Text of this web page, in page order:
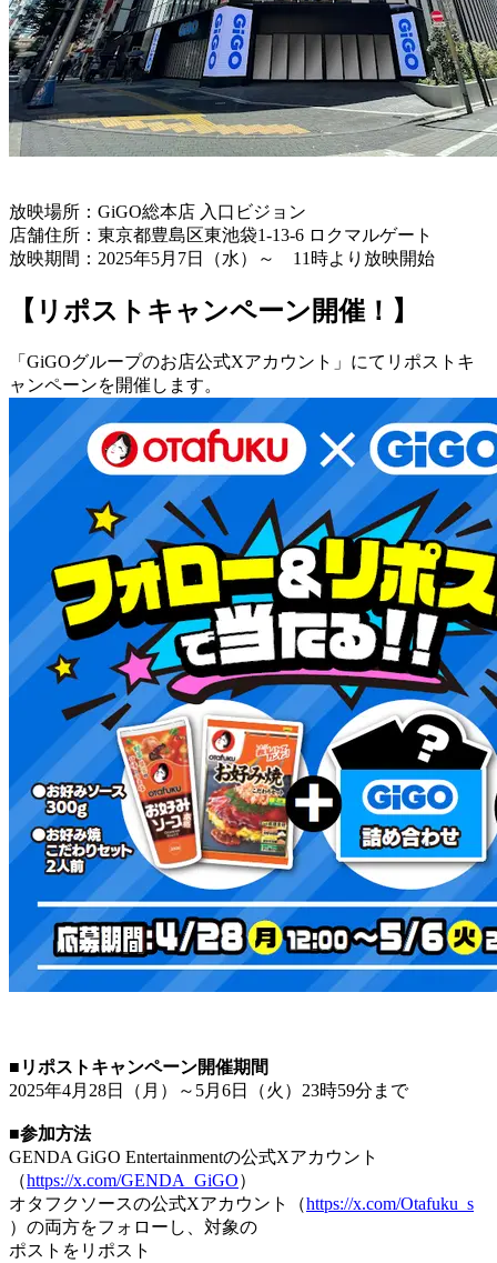
放映場所：GiGO総本店 入口ビジョン
店舗住所：東京都豊島区東池袋1-13-6 ロクマルゲート
放映期間：2025年5月7日（水）～ 11時より放映開始
【リポストキャンペーン開催！】
「GiGOグループのお店公式Xアカウント」にてリポストキ
ャンペーンを開催します。
■リポストキャンペーン開催期間
2025年4月28日（月）～5月6日（火）23時59分まで
■参加方法
GENDA GiGO Entertainmentの公式Xアカウント
（https://x.com/GENDA_GiGO）
オタフクソースの公式Xアカウント（https://x.com/Otafuku_s
）の両方をフォローし、対象の
ポストをリポスト